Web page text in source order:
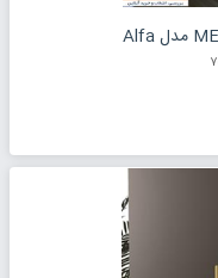
درخواست قیمت محصول